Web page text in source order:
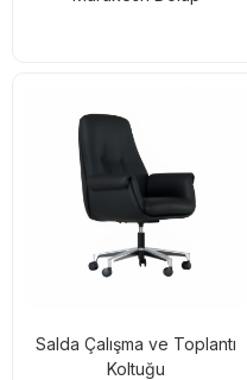
Salda Çalışma ve Toplantı
Koltuğu